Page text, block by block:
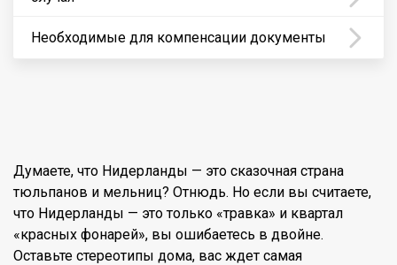
Необходимые для компенсации документы
Думаете, что Нидерланды — это сказочная страна
тюльпанов и мельниц? Отнюдь. Но если вы считаете,
что Нидерланды — это только «травка» и квартал
«красных фонарей», вы ошибаетесь в двойне.
Оставьте стереотипы дома, вас ждет самая